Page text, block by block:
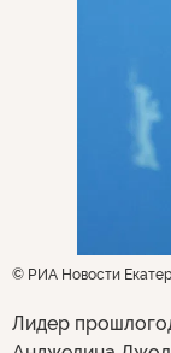
© РИА Новости
Лидер